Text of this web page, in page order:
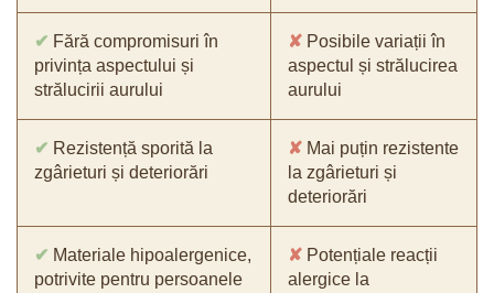
✔ Fără compromisuri în
privința aspectului și
strălucirii aurului
✘ Posibile variații în
aspectul și strălucirea
aurului
✔ Rezistență sporită la
zgârieturi și deteriorări
✘ Mai puțin rezistente
la zgârieturi și
deteriorări
✔ Materiale hipoalergenice,
potrivite pentru persoanele
✘ Potențiale reacții
alergice la